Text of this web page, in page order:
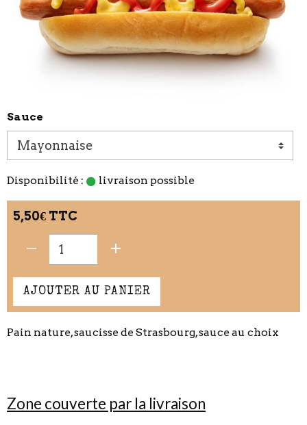
Sauce
Disponibilité : livraison possible
5,50€ TTC
AJOUTER AU PANIER
Pain nature, saucisse de Strasbourg, sauce au choix
Zone couverte par la livraison